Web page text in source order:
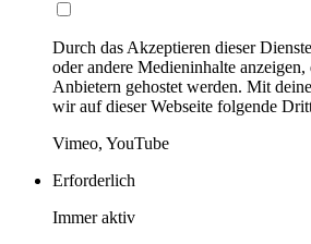
Durch das Akzeptieren dieser
oder andere Medieninhalte
Anbietern gehostet werden. Mit
wir auf dieser Webseite folgende
Vimeo, YouTube
Erforderlich
Immer aktiv